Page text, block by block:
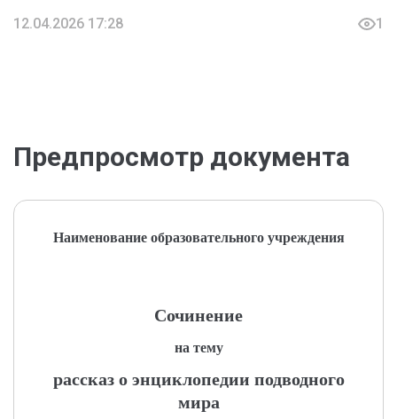
12.04.2026 17:28 1
Предпросмотр документа
Наименование образовательного учреждения
Сочинение
на тему
рассказ о энциклопедии подводного
мира